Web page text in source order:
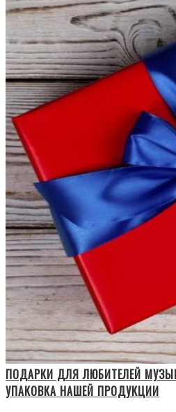
ПОДАРКИ ДЛЯ ЛЮБИТЕЛЕЙ
УПАКОВКА НАШЕЙ ПРОДУКЦИИ